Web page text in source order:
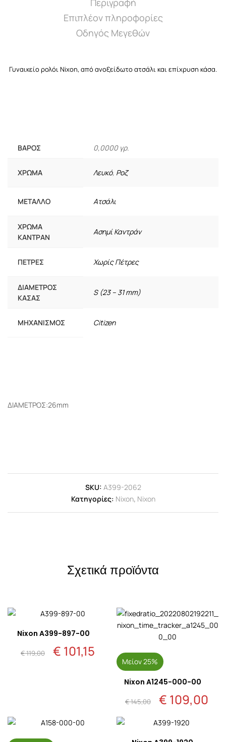
Επιπλέον πληροφορίες
Οδηγός Μεγεθών
Γυναικείο ρολόι Nixon, από ανοξείδωτο ατσάλι και επίχρυση κάσα.
ΒΆΡΟΣ 0,0000 γρ.
ΧΡΏΜΑ Λευκό, Ροζ
ΜΈΤΑΛΛΟ Ατσάλι
ΧΡΏΜΑ
ΚΑΝΤΡΆΝ
Ασημί Καντράν
ΠΈΤΡΕΣ Χωρίς Πέτρες
ΔΙΆΜΕΤΡΟΣ
ΚΆΣΑΣ
S (23 – 31 mm)
ΜΗΧΑΝΙΣΜΌΣ Citizen
ΔΙΑΜΕΤΡΟΣ:26mm
SKU: A399-2062
Κατηγορίες: Nixon, Nixon
Σχετικά προϊόντα
Nixon A399-897-00
€119,00 Original
price
€ 101,15 τρέχουσα
€ 101,15.
Μείον 25%
Nixon A1245-000-00
€145,00 Original
price
€ 145,00.
€ 109,00